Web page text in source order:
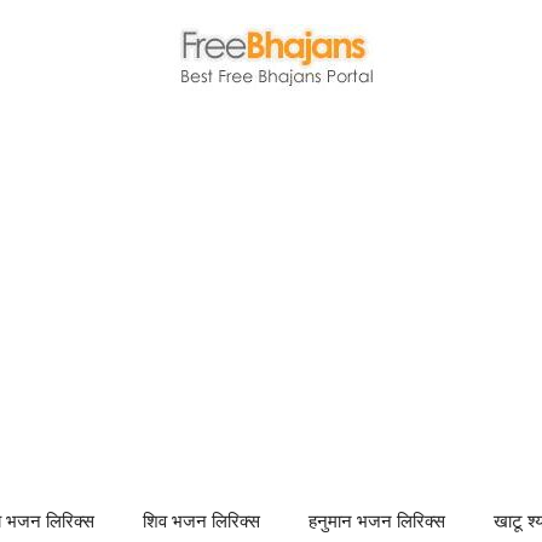
भजन लिरिक्स शिव भजन लिरिक्स हनुमान भजन लिरिक्स खाटू